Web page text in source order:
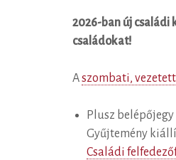
2026-ban új családi
családokat!
Aszombati,
Plusz
Gyűjtemény
Családi